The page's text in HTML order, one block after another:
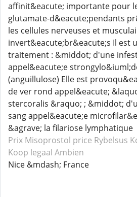
affinit&eacute; importante pour
glutamate-d&eacute;pendants
les cellules nerveuses et
invert&eacute;br&eacute;s Il est
traitement : &middot; d'une
appel&eacute;e
(anguillulose) Elle est
de ver rond appel&eacute;
stercoralis &raquo; ; &middot;
sang appel&eacute;e
&agrave; la filariose lymphatique
Prix Misoprostol price Rybelsus
Koop legaal Ambien
Nice &mdash; France